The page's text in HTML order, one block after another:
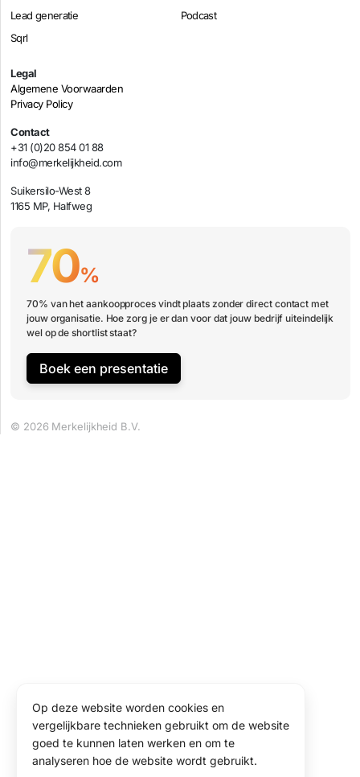
Lead generatie
Podcast
Sqrl
Legal
Algemene Voorwaarden
Privacy Policy
Contact
+31 (0)20 854 01 88
info@merkelijkheid.com
Suikersilo-West 8
1165 MP, Halfweg
70%
70% van het aankoopproces vindt plaats zonder direct contact met
jouw organisatie. Hoe zorg je er dan voor dat jouw bedrijf uiteindelijk
wel op de shortlist staat?
Boek een presentatie
© 2026 Merkelijkheid B.V.
Op deze website worden cookies en
vergelijkbare technieken gebruikt om de website
goed te kunnen laten werken en om te
analyseren hoe de website wordt gebruikt.